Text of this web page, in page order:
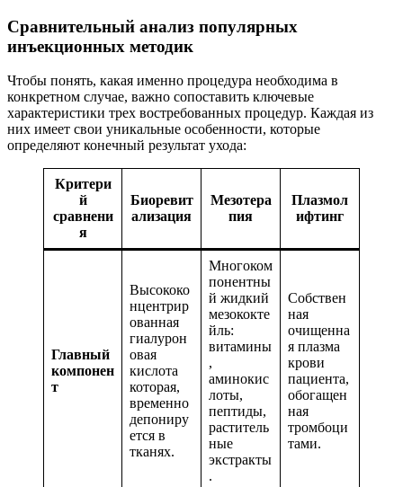
Сравнительный анализ популярных
инъекционных методик
Чтобы понять, какая именно процедура необходима в
конкретном случае, важно сопоставить ключевые
характеристики трех востребованных процедур. Каждая из
них имеет свои уникальные особенности, которые
определяют конечный результат ухода:
Критери
й
сравнени
я
Биоревит
ализация
Мезотера
пия
Плазмол
ифтинг
Главный
компонен
т
Высококо
нцентрир
ованная
гиалурон
овая
кислота
которая,
временно
депониру
ется в
тканях.
Многоком
понентны
й жидкий
мезококте
йль:
витамины
,
аминокис
лоты,
пептиды,
раститель
ные
экстракты
.
Собствен
ная
очищенна
я плазма
крови
пациента,
обогащен
ная
тромбоци
тами.